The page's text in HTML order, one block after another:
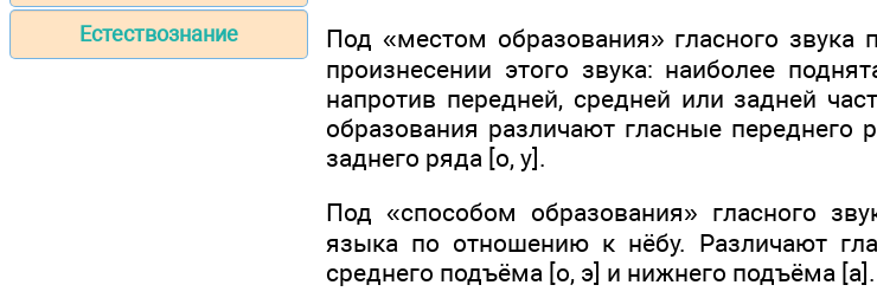
Естествознание
Под «местом образования» гласного звука
произнесении этого звука: наиболее
напротив передней, средней или задней
образования различают гласные переднего
заднего ряда [о, у].
Под «способом образования» гласного
языка по отношению к нёбу. Различают
среднего подъёма [о, э] и нижнего подъёма [а].